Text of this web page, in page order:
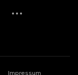
Impressum